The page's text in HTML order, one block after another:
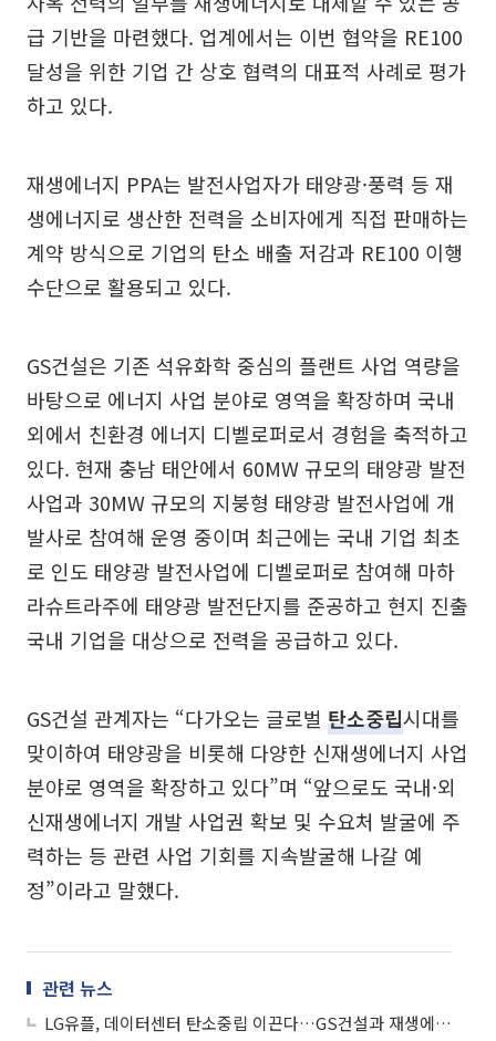
급 기반을 마련했다. 업계에서는 이번 협약을 RE100
달성을 위한 기업 간 상호 협력의 대표적 사례로 평가
하고 있다.
재생에너지 PPA는 발전사업자가 태양광·풍력 등 재
생에너지로 생산한 전력을 소비자에게 직접 판매하는
계약 방식으로 기업의 탄소 배출 저감과 RE100 이행
수단으로 활용되고 있다.
GS건설은 기존 석유화학 중심의 플랜트 사업 역량을
바탕으로 에너지 사업 분야로 영역을 확장하며 국내
외에서 친환경 에너지 디벨로퍼로서 경험을 축적하고
있다. 현재 충남 태안에서 60MW 규모의 태양광 발전
사업과 30MW 규모의 지붕형 태양광 발전사업에 개
발사로 참여해 운영 중이며 최근에는 국내 기업 최초
로 인도 태양광 발전사업에 디벨로퍼로 참여해 마하
라슈트라주에 태양광 발전단지를 준공하고 현지 진출
국내 기업을 대상으로 전력을 공급하고 있다.
GS건설 관계자는 “다가오는 글로벌 탄소중립시대를
맞이하여 태양광을 비롯해 다양한 신재생에너지 사업
분야로 영역을 확장하고 있다”며 “앞으로도 국내·외
신재생에너지 개발 사업권 확보 및 수요처 발굴에 주
력하는 등 관련 사업 기회를 지속발굴해 나갈 예
정”이라고 말했다.
관련 뉴스
LG유플, 데이터센터 탄소중립 이끈다…GS건설과 재생에너지 계약